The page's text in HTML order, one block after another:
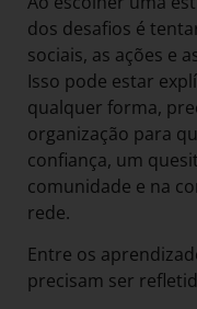
dos desafios é
sociais, as ações e
Isso pode estar
qualquer forma,
organização para
confiança, um
comunidade e na
rede.
Entre os
precisam ser